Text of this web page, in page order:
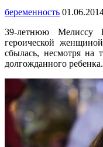
беременность
39-летнюю
героической
сбылась, несмотря на
долгожданного ребенка.